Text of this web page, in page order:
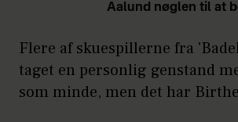
Aalund nøglen til at
Flere af skuespillerne fra
taget en personlig genstand
som minde, men det har